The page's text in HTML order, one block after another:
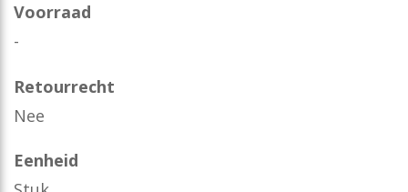
Voorraad
-
Retourrecht
Nee
Eenheid